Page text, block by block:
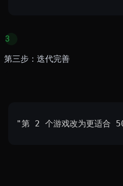
3
第三步：迭代完善
"第 2 个游戏改为更适合